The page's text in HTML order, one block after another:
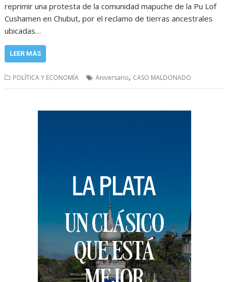
reprimir una protesta de la comunidad mapuche de la Pu Lof
Cushamen en Chubut, por el reclamo de tierras ancestrales
ubicadas…
LEER MÁS
POLÍTICA Y ECONOMÍA Aniversario, CASO MALDONADO